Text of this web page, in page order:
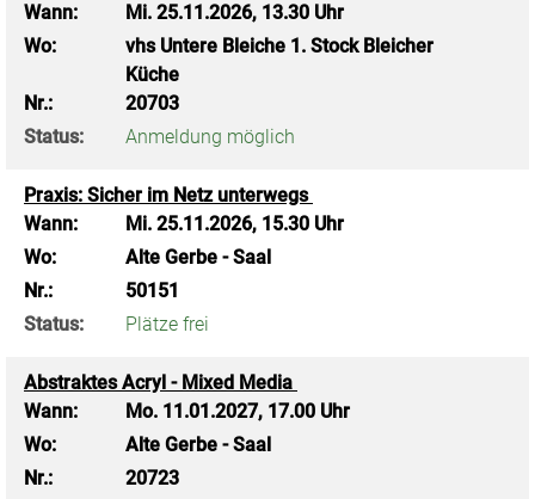
Wann:
Mi. 25.11.2026, 13.30 Uhr
Wo:
vhs Untere Bleiche 1. Stock Bleicher
Küche
Nr.:
20703
Status:
Anmeldung möglich
Praxis: Sicher im Netz unterwegs
Wann:
Mi. 25.11.2026, 15.30 Uhr
Wo:
Alte Gerbe - Saal
Nr.:
50151
Status:
Plätze frei
Abstraktes Acryl - Mixed Media
Wann:
Mo. 11.01.2027, 17.00 Uhr
Wo:
Alte Gerbe - Saal
Nr.:
20723